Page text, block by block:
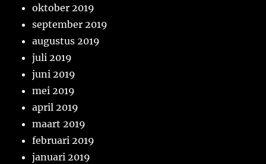
oktober 2019
september 2019
augustus 2019
juli 2019
juni 2019
mei 2019
april 2019
maart 2019
februari 2019
januari 2019